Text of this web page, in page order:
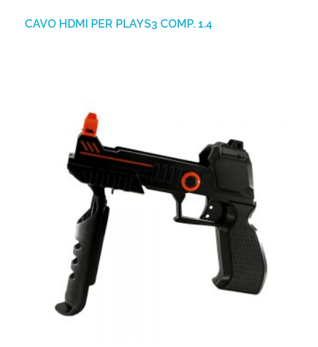
CAVO HDMI PER PLAYS3 COMP. 1.4